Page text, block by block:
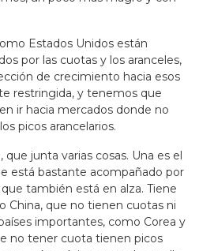
Estados Unidos están
por las cuotas y los aranceles,
de crecimiento hacia esos
restringida, y tenemos que
ir hacia mercados donde no
picos arancelarios.
que junta varias cosas. Una es el
está bastante acompañado por
también está en alza. Tiene
China, que no tienen cuotas ni
importantes, como Corea y
no tener cuota tienen picos